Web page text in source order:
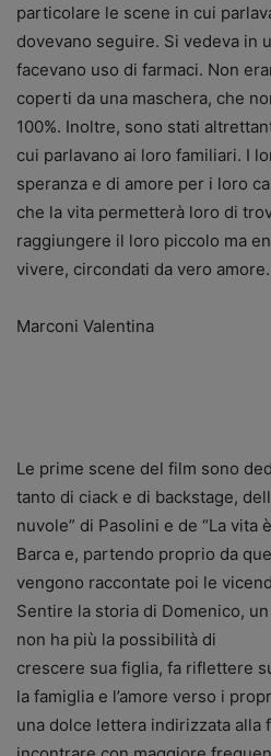
particolare le scene in cui
dovevano seguire. Si vedeva in
facevano uso di farmaci. Non
coperti da una maschera, che
100%. Inoltre, sono stati
cui parlavano ai loro familiari. I
speranza e di amore per i loro
che la vita permetterà loro di
raggiungere il loro piccolo ma
vivere, circondati da vero amore.
Marconi Valentina
Le prime scene del film sono
tanto di ciack e di backstage,
nuvole” di Pasolini e de “La vita
Barca e, partendo proprio da
vengono raccontate poi le
Sentire la storia di Domenico,
non ha più la possibilità di
crescere sua figlia, fa riflettere
la famiglia e l’amore verso i
una dolce lettera indirizzata alla